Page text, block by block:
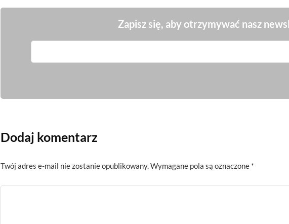
Zapisz się, aby otrzymywać nasz
Dodaj komentarz
Twój adres e-mail nie zostanie opublikowany.Wymagane pola są oznaczone *